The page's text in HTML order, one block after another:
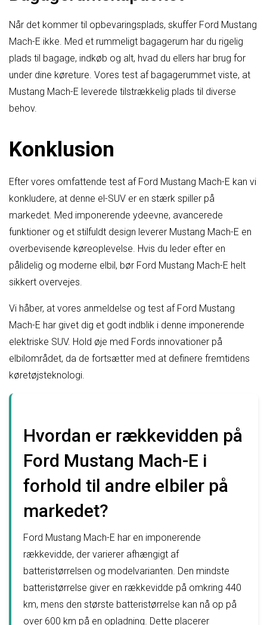
Når det kommer til opbevaringsplads, skuffer Ford Mustang
Mach-E ikke. Med et rummeligt bagagerum har du rigelig
plads til bagage, indkøb og alt, hvad du ellers har brug for
under dine køreture. Vores test af bagagerummet viste, at
Mustang Mach-E leverede tilstrækkelig plads til diverse
behov.
Konklusion
Efter vores omfattende test af Ford Mustang Mach-E kan vi
konkludere, at denne el-SUV er en stærk spiller på
markedet. Med imponerende ydeevne, avancerede
funktioner og et stilfuldt design leverer Mustang Mach-E en
overbevisende køreoplevelse. Hvis du leder efter en
pålidelig og moderne elbil, bør Ford Mustang Mach-E helt
sikkert overvejes.
Vi håber, at vores anmeldelse og test af Ford Mustang
Mach-E har givet dig et godt indblik i denne imponerende
elektriske SUV. Hold øje med Fords innovationer på
elbilområdet, da de fortsætter med at definere fremtidens
køretøjsteknologi.
Hvordan er rækkevidden på
Ford Mustang Mach-E i
forhold til andre elbiler på
markedet?
Ford Mustang Mach-E har en imponerende
rækkevidde, der varierer afhængigt af
batteristørrelsen og modelvarianten. Den mindste
batteristørrelse giver en rækkevidde på omkring 440
km, mens den største batteristørrelse kan nå op på
over 600 km på en opladning. Dette placerer